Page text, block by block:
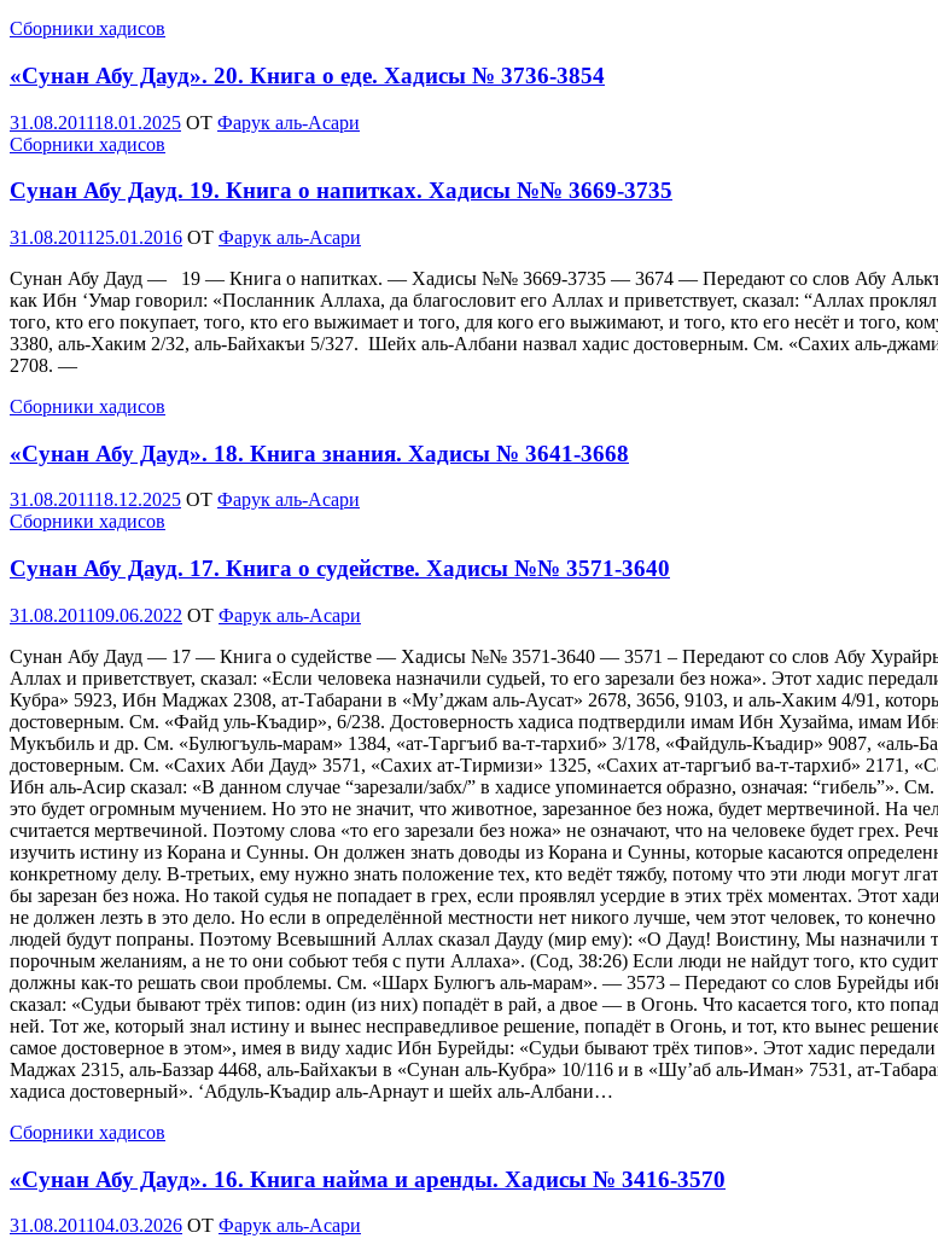
Сборники хадисов
«Сунан Абу Дауд». 20. Книга о еде. Хадисы № 3736-3854
Опубликовано
31.08.201118.01.2025 OT Фарук аль-Асари
Сборники хадисов
Сунан Абу Дауд. 19. Книга о напитках. Хадисы №№ 3669-3735
Опубликовано
31.08.2011 25.01.2016 OT Фарук аль-Асари
Сунан Абу Дауд — 19 — Книга о напитках. — Хадисы №№ 3669-3735 — 3674 — Передают со слов Абу
как Ибн ‘Умар говорил: «Посланник Аллаха, да благословит его Аллах и приветствует, сказал: “Аллах
того, кто его покупает, того, кто его выжимает и того, для кого его выжимают, и того, кто его несёт и того,
3380, аль-Хаким 2/32, аль-Байхакъи 5/327. Шейх аль-Албани назвал хадис достоверным. См. «Сахих аль-
2708. —
Сборники хадисов
«Сунан Абу Дауд». 18. Книга знания. Хадисы № 3641-3668
Опубликовано
31.08.201118.12.2025 OT Фарук аль-Асари
Сборники хадисов
Сунан Абу Дауд. 17. Книга о судействе. Хадисы №№ 3571-3640
Опубликовано
31.08.201109.06.2022 OT Фарук аль-Асари
Сунан Абу Дауд — 17 — Книга о судействе — Хадисы №№ 3571-3640 — 3571 – Передают со слов Абу Хурайры,
Аллах и приветствует, сказал: «Если человека назначили судьей, то его зарезали без ножа». Этот хадис
Кубра» 5923, Ибн Маджах 2308, ат-Табарани в «Му’джам аль-Аусат» 2678, 3656, 9103, и аль-Хаким 4/91,
достоверным. См. «Файд уль-Къадир», 6/238. Достоверность хадиса подтвердили имам Ибн Хузайма, имам
Мукъбиль и др. См. «Булюгъуль-марам» 1384, «ат-Таргъиб ва-т-тархиб» 3/178, «Файдуль-Къадир» 9087,
достоверным. См. «Сахих Аби Дауд» 3571, «Сахих ат-Тирмизи» 1325, «Сахих ат-таргъиб ва-т-тархиб» 2171,
Ибн аль-Асир сказал: «В данном случае “зарезали/забх/” в хадисе упоминается образно, означая:
это будет огромным мучением. Но это не значит, что животное, зарезанное без ножа, будет мертвечиной. На
считается мертвечиной. Поэтому слова «то его зарезали без ножа» не означают, что на человеке будет грех.
изучить истину из Корана и Сунны. Он должен знать доводы из Корана и Сунны, которые касаются
конкретному делу. В-третьих, ему нужно знать положение тех, кто ведёт тяжбу, потому что эти люди могут
бы зарезан без ножа. Но такой судья не попадает в грех, если проявлял усердие в этих трёх моментах. Этот
не должен лезть в это дело. Но если в определённой местности нет никого лучше, чем этот человек, то
людей будут попраны. Поэтому Всевышний Аллах сказал Дауду (мир ему): «О Дауд! Воистину, Мы назначили
порочным желаниям, а не то они собьют тебя с пути Аллаха». (Сод, 38:26) Если люди не найдут того, кто
должны как-то решать свои проблемы. См. «Шарх Булюгъ аль-марам». — 3573 – Передают со слов Бурейды ибн
сказал: «Судьи бывают трёх типов: один (из них) попадёт в рай, а двое — в Огонь. Что касается того, кто
ней. Тот же, который знал истину и вынес несправедливое решение, попадёт в Огонь, и тот, кто вынес
самое достоверное в этом», имея в виду хадис Ибн Бурейды: «Судьи бывают трёх типов». Этот хадис
Маджах 2315, аль-Баззар 4468, аль-Байхакъи в «Сунан аль-Кубра» 10/116 и в «Шу’аб аль-Иман» 7531, ат-
хадиса достоверный». ‘Абдуль-Къадир аль-Арнаут и шейх аль-Албани…
Сборники хадисов
«Сунан Абу Дауд». 16. Книга найма и аренды. Хадисы № 3416-3570
Опубликовано
31.08.201104.03.2026 OT Фарук аль-Асари